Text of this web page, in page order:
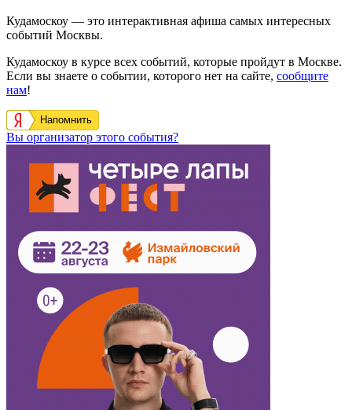
Кудамоскоу — это интерактивная афиша самых интересных
событий Москвы.
Кудамоскоу в курсе всех событий, которые пройдут в Москве.
Если вы знаете о событии, которого нет на сайте, сообщите
нам!
Напомнить
Вы организатор этого события?